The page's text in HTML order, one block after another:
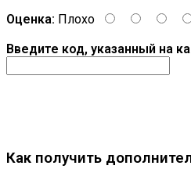
Оценка: Плохо
Введите код, указанный на
Как получить